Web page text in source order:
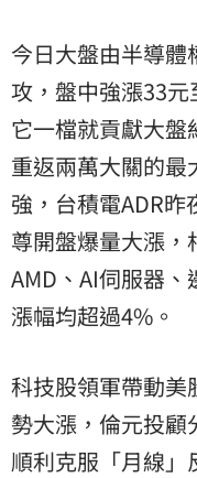
今日大盤由半導體
攻，盤中強漲33
它一檔就貢獻大盤
重返兩萬大關的最
強，台積電ADR
尊開盤爆量大漲，
AMD、AI伺服器
漲幅均超過4%。
科技股領軍帶動美
勢大漲，倫元投
順利克服「月線